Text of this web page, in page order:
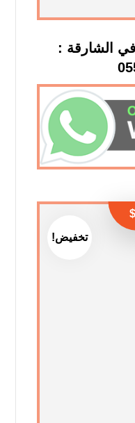
الشارقة :
تخفيض!
$